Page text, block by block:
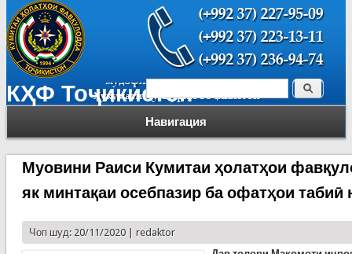
КҲФ Тоҷикистон
Навигация
Форма поиска Поиск
Муовини Раиси Кумитаи ҳолатҳои
як минтақаи осебпазир ба офатҳои табиӣ
Чоп шуд: 20/11/2020 | redaktor